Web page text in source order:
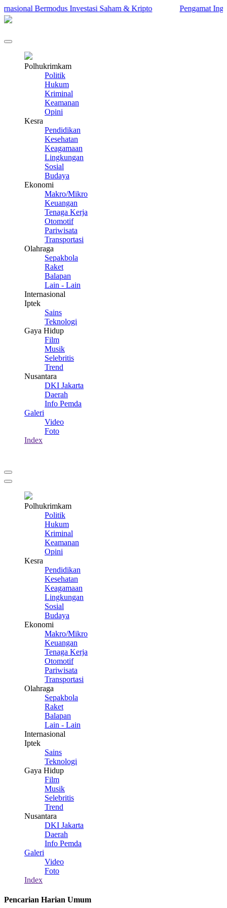
Bermodus Investasi Saham & Kripto Pengamat
Polhukrimkam
Politik
Hukum
Kriminal
Keamanan
Opini
Kesra
Pendidikan
Kesehatan
Keagamaan
Lingkungan
Sosial
Budaya
Ekonomi
Makro/Mikro
Keuangan
Tenaga Kerja
Otomotif
Pariwisata
Transportasi
Olahraga
Sepakbola
Raket
Balapan
Lain - Lain
Internasional
Iptek
Sains
Teknologi
Gaya Hidup
Film
Musik
Selebritis
Trend
Nusantara
DKI Jakarta
Daerah
Info Pemda
Galeri
Video
Foto
Index
Polhukrimkam
Politik
Hukum
Kriminal
Keamanan
Opini
Kesra
Pendidikan
Kesehatan
Keagamaan
Lingkungan
Sosial
Budaya
Ekonomi
Makro/Mikro
Keuangan
Tenaga Kerja
Otomotif
Pariwisata
Transportasi
Olahraga
Sepakbola
Raket
Balapan
Lain - Lain
Internasional
Iptek
Sains
Teknologi
Gaya Hidup
Film
Musik
Selebritis
Trend
Nusantara
DKI Jakarta
Daerah
Info Pemda
Galeri
Video
Foto
Index
Pencarian Harian Umum